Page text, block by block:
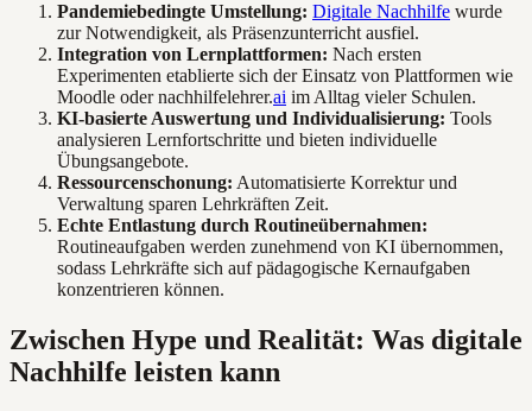
Pandemiebedingte Umstellung: Digitale Nachhilfe wurde
zur Notwendigkeit, als Präsenzunterricht ausfiel.
Integration von Lernplattformen: Nach ersten
Experimenten etablierte sich der Einsatz von Plattformen wie
Moodle oder nachhilfelehrer.ai im Alltag vieler Schulen.
KI-basierte Auswertung und Individualisierung: Tools
analysieren Lernfortschritte und bieten individuelle
Übungsangebote.
Ressourcenschonung: Automatisierte Korrektur und
Verwaltung sparen Lehrkräften Zeit.
Echte Entlastung durch Routineübernahmen:
Routineaufgaben werden zunehmend von KI übernommen,
sodass Lehrkräfte sich auf pädagogische Kernaufgaben
konzentrieren können.
Zwischen Hype und Realität: Was digitale
Nachhilfe leisten kann